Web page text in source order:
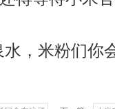
，米粉们你